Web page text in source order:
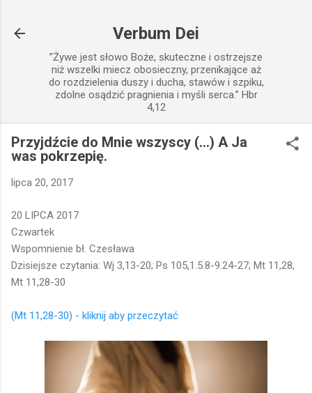
Verbum Dei
”Żywe jest słowo Boże, skuteczne i ostrzejsze
niż wszelki miecz obosieczny, przenikające aż
do rozdzielenia duszy i ducha, stawów i szpiku,
zdolne osądzić pragnienia i myśli serca.” Hbr
4,12
Przyjdźcie do Mnie wszyscy (...) A Ja
was pokrzepię.
lipca 20, 2017
20 LIPCA 2017
Czwartek
Wspomnienie bł. Czesława
Dzisiejsze czytania: Wj 3,13-20; Ps 105,1.5.8-9.24-27; Mt 11,28;
Mt 11,28-30
(Mt 11,28-30) - kliknij aby przeczytać